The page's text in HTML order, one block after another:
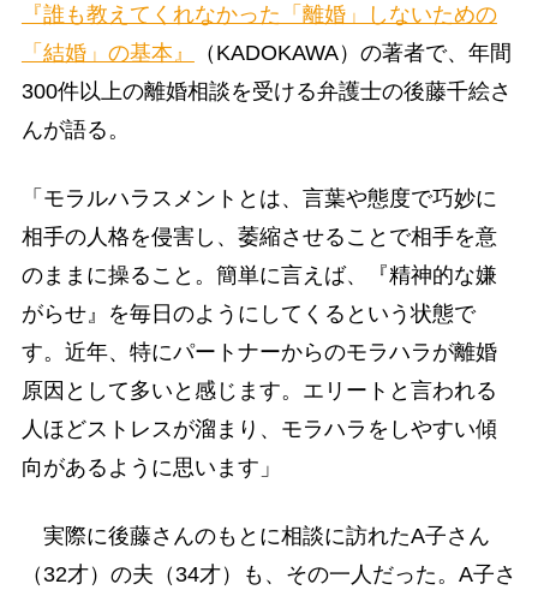
『誰も教えてくれなかった「離婚」しないための
「結婚」の基本』
（KADOKAWA）の著者で、年間
300件以上の離婚相談を受ける弁護士の後藤千絵さ
んが語る。
「モラルハラスメントとは、言葉や態度で巧妙に
相手の人格を侵害し、萎縮させることで相手を意
のままに操ること。簡単に言えば、『精神的な嫌
がらせ』を毎日のようにしてくるという状態で
す。近年、特にパートナーからのモラハラが離婚
原因として多いと感じます。エリートと言われる
人ほどストレスが溜まり、モラハラをしやすい傾
向があるように思います」
実際に後藤さんのもとに相談に訪れたA子さん
（32才）の夫（34才）も、その一人だった。A子さ